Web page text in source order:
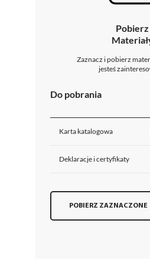
Pobierz
Zaznacz i pobierz
jesteś
Do pobrania
Karta katalogowa
Deklaracje i certyfikaty
POBIERZ ZAZNACZONE